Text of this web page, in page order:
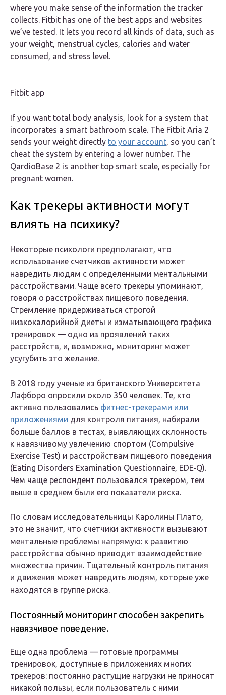
where you make sense of the information the tracker
collects. Fitbit has one of the best apps and websites
we’ve tested. It lets you record all kinds of data, such as
your weight, menstrual cycles, calories and water
consumed, and stress level.
Fitbit app
If you want total body analysis, look for a system that
incorporates a smart bathroom scale. The Fitbit Aria 2
sends your weight directly to your account, so you can’t
cheat the system by entering a lower number. The
QardioBase 2 is another top smart scale, especially for
pregnant women.
Как трекеры активности могут
влиять на психику?
Некоторые психологи предполагают, что
использование счетчиков активности может
навредить людям с определенными ментальными
расстройствами. Чаще всего трекеры упоминают,
говоря о расстройствах пищевого поведения.
Стремление придерживаться строгой
низкокалорийной диеты и изматывающего графика
тренировок — одно из проявлений таких
расстройств, и, возможно, мониторинг может
усугубить это желание.
В 2018 году ученые из британского Университета
Лафборо опросили около 350 человек. Те, кто
активно пользовались фитнес-трекерами или
приложениями для контроля питания, набирали
больше баллов в тестах, выявляющих склонность
к навязчивому увлечению спортом (Compulsive
Exercise Test) и расстройствам пищевого поведения
(Eating Disorders Examination Questionnaire, EDE‐Q).
Чем чаще респондент пользовался трекером, тем
выше в среднем были его показатели риска.
По словам исследовательницы Каролины Плато,
это не значит, что счетчики активности вызывают
ментальные проблемы напрямую: к развитию
расстройства обычно приводит взаимодействие
множества причин. Тщательный контроль питания
и движения может навредить людям, которые уже
находятся в группе риска.
Постоянный мониторинг способен закрепить
навязчивое поведение.
Еще одна проблема — готовые программы
тренировок, доступные в приложениях многих
трекеров: постоянно растущие нагрузки не приносят
никакой пользы, если пользователь с ними